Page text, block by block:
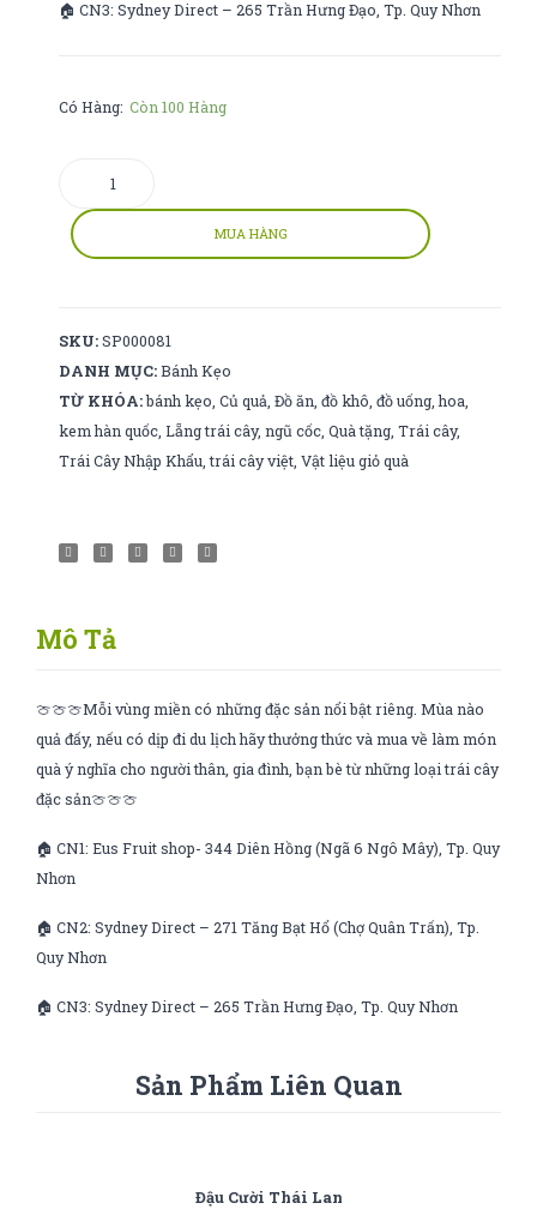
🏠 CN3: Sydney Direct – 265 Trần Hưng Đạo, Tp. Quy Nhơn
Có Hàng: Còn 100 Hàng
NHẬT
MUA HÀNG
SKU: SP000081
DANH MỤC: Bánh Kẹo
TỪ KHÓA: bánh kẹo ,Củ quả ,Đồ ăn ,đồ khô ,đồ uống ,hoa
kem hàn quốc ,Lẵng trái cây,ngũ cốc ,Quà tặng ,Trái cây,
Trái Cây Nhập Khẩu ,trái cây việt ,Vật liệu giỏ quà
Mô Tả
🍈🍈🍈Mỗi vùng miền có những đặc sản nổi bật riêng. Mùa nào
quả đấy, nếu có dịp đi du lịch hãy thưởng thức và mua về làm món
quà ý nghĩa cho người thân, gia đình, bạn bè từ những loại trái cây
đặc sản🍈🍈🍈
🏠 CN1: Eus Fruit shop- 344 Diên Hồng (Ngã 6 Ngô Mây), Tp. Quy
Nhơn
🏠 CN2: Sydney Direct – 271 Tăng Bạt Hổ (Chợ Quân Trấn), Tp.
Quy Nhơn
🏠 CN3: Sydney Direct – 265 Trần Hưng Đạo, Tp. Quy Nhơn
Sản Phẩm Liên Quan
Đậu Cười Thái Lan